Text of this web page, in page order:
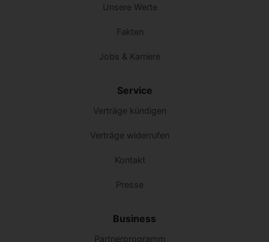
Unsere Werte
Fakten
Jobs & Karriere
Service
Verträge kündigen
Verträge widerrufen
Kontakt
Presse
Business
Partnerprogramm